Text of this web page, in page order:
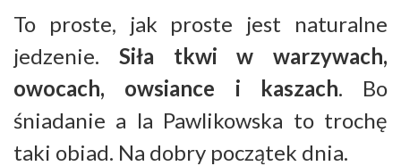
To proste, jak proste jest naturalne
jedzenie. Siła tkwi w warzywach,
owocach, owsiance i kaszach. Bo
śniadanie a la Pawlikowska to trochę
taki obiad. Na dobry początek dnia.